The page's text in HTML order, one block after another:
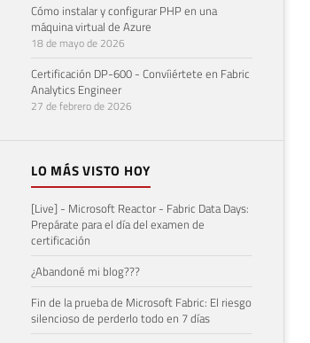
Cómo instalar y configurar PHP en una
máquina virtual de Azure
18 de mayo de 2026
Certificación DP-600 - Convíiértete en Fabric
Analytics Engineer
27 de febrero de 2026
LO MÁS VISTO HOY
[Live] - Microsoft Reactor - Fabric Data Days:
Prepárate para el día del examen de
certificación
¿Abandoné mi blog???
Fin de la prueba de Microsoft Fabric: El riesgo
silencioso de perderlo todo en 7 días